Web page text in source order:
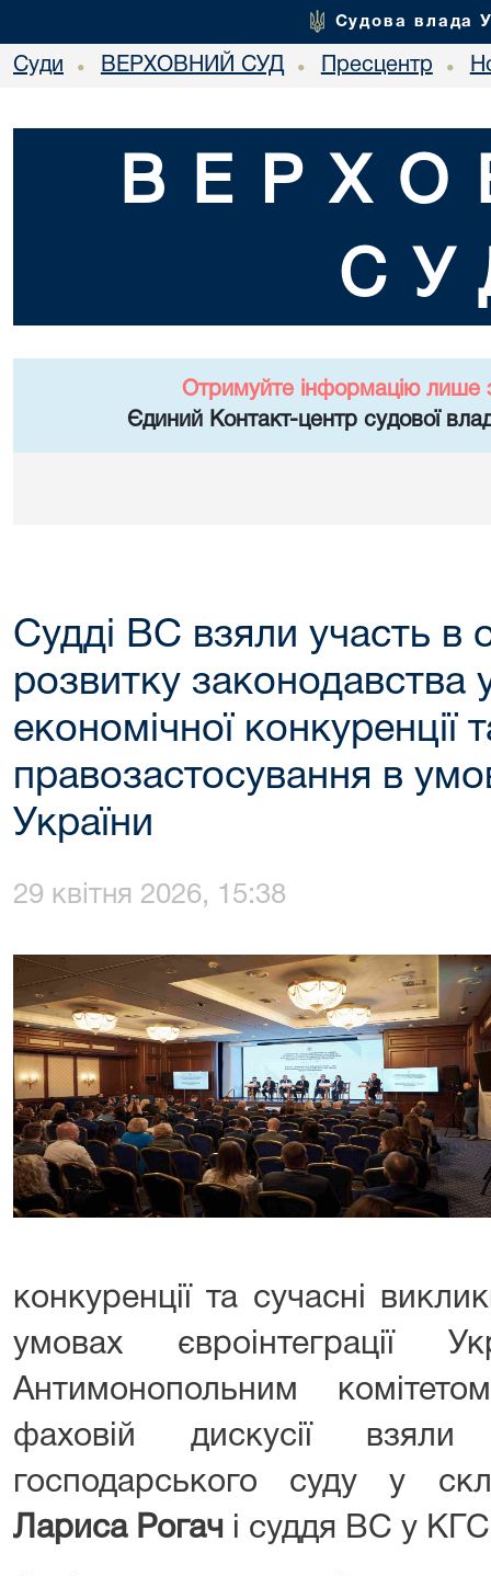
Судова влада
Суди • ВЕРХОВНИЙ СУД • Пресцентр •
Отримуйте інформацію лише
Єдиний Контакт-центр судової
Судді ВС взяли участь в
розвитку законодавства
економічної конкуренції
правозастосування в
України
29 квітня 2026, 15:38
конкуренції та сучасні
умовах євроінтеграції
Антимонопольним
фаховій дискусії взяли
господарського суду у
Лариса Рогач і суддя ВС у